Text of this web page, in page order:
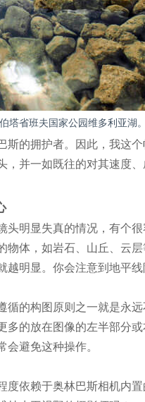
塔省班夫国家公园维多利亚湖
斯的拥护者。因此，我这
，并一如既往的对其速度
头明显失真的情况，有个
物体，如岩石、山丘、云
越明显。你会注意到地平
循的构图原则之一就是永
多的放在图像的左半部分
会避免这种操作。
度依赖于奥林巴斯相机内